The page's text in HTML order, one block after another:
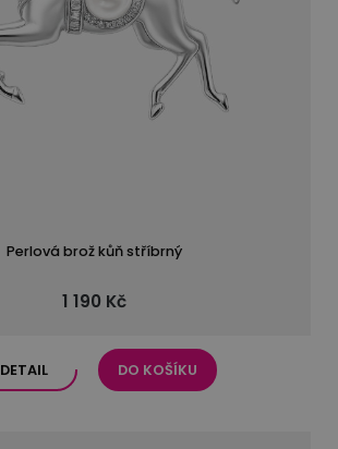
Perlová brož kůň stříbrný
1 190 Kč
DETAIL DO KOŠÍKU